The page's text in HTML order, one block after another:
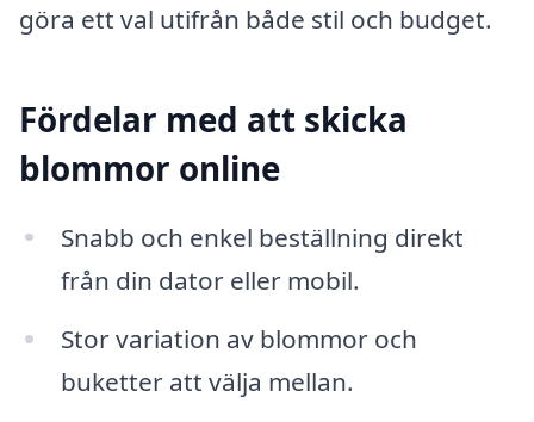
göra ett val utifrån både stil och budget.
Fördelar med att skicka
blommor online
Snabb och enkel beställning direkt
från din dator eller mobil.
Stor variation av blommor och
buketter att välja mellan.